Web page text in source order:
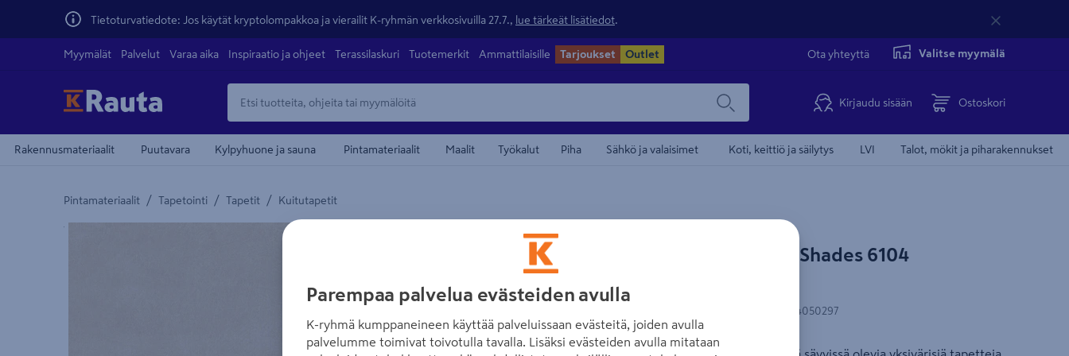
Tietoturvatiedote: Jos käytät kryptolompakkoa ja vierailit K-ryhmän verkkosivuilla 27.7., lue tärkeät lisätiedot
Myymälät Palvelut Varaa aika Inspiraatio ja ohjeet Terassilaskuri Tuotemerkit Ammattilaisille Tarjoukset Outlet Ota yhteyttä Valitse myymälä
Kirjaudu sisään Ostoskori
Rakennusmateriaalit Puutavara Kylpyhuone ja sauna Pintamateriaalit Maalit Työkalut Piha Sähkö ja valaisimet Koti, keittiö ja säilytys LVI Talot, mökit ja piharakennukset
Pintamateriaalit / Tapetointi / Tapetit / Kuitutapetit
Yksityiskohtainen kuvaus löytyy Tuotteen kuvaus -maamerkistä
Kuitutapetti Boråstapeter Shades 6104
7320094050297
Parempaa palvelua evästeiden avulla
K-ryhmä kumppaneineen käyttää palveluissaan evästeitä, joiden avulla
palvelumme toimivat toivotulla tavalla. Lisäksi evästeiden avulla mitataan